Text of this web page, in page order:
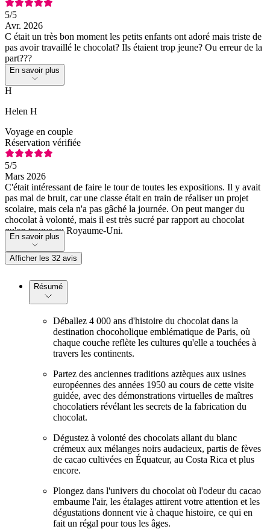
5/5
Avr. 2026
C était un très bon moment les petits enfants ont adoré mais triste de
pas avoir travaillé le chocolat? Ils étaient trop jeune? Ou erreur de la
part???
En savoir plus
H
Helen H
Voyage en couple
Réservation vérifiée
5/5
Mars 2026
C'était intéressant de faire le tour de toutes les expositions. Il y avait
pas mal de bruit, car une classe était en train de réaliser un projet
scolaire, mais cela n'a pas gâché la journée. On peut manger du
chocolat à volonté, mais il est très sucré par rapport au chocolat
qu'on trouve au Royaume-Uni.
En savoir plus
Afficher les 32 avis
Résumé
Déballez 4 000 ans d'histoire du chocolat dans la
destination chocoholique emblématique de Paris, où
chaque couche reflète les cultures qu'elle a touchées à
travers les continents.
Partez des anciennes traditions aztèques aux usines
européennes des années 1950 au cours de cette visite
guidée, avec des démonstrations virtuelles de maîtres
chocolatiers révélant les secrets de la fabrication du
chocolat.
Dégustez à volonté des chocolats allant du blanc
crémeux aux mélanges noirs audacieux, partis de fèves
de cacao cultivées en Équateur, au Costa Rica et plus
encore.
Plongez dans l'univers du chocolat où l'odeur du cacao
embaume l'air, les étalages attirent votre attention et les
dégustations donnent vie à chaque histoire, ce qui en
fait un régal pour tous les âges.